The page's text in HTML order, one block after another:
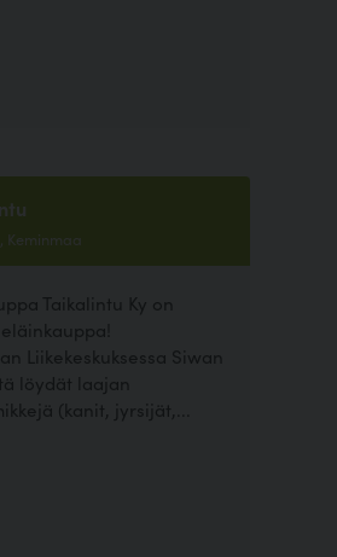
Keminmaa
Taikalintu Ky on
Liikekeskuksessa Siwan
löydät laajan
(kanit, jyrsijät,...